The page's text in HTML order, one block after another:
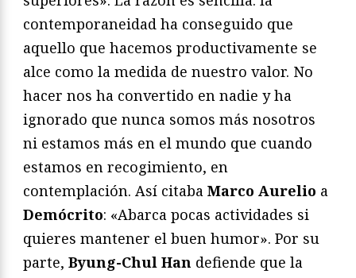
contemporaneidad ha conseguido que
aquello que hacemos productivamente se
alce como la medida de nuestro valor. No
hacer nos ha convertido en nadie y ha
ignorado que nunca somos más nosotros
ni estamos más en el mundo que cuando
estamos en recogimiento, en
contemplación. Así citaba Marco Aurelio a
Demócrito: «Abarca pocas actividades si
quieres mantener el buen humor». Por su
parte, Byung-Chul Han defiende que la